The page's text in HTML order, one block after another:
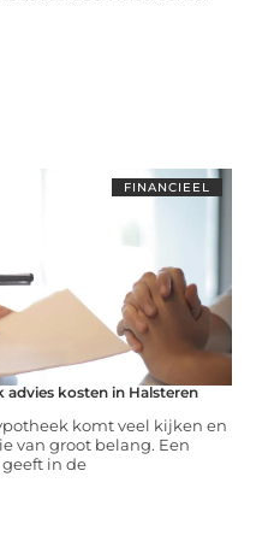
FINANCIEEL
kosten in Halsteren
komt veel kijken en
van groot belang. Een
in de